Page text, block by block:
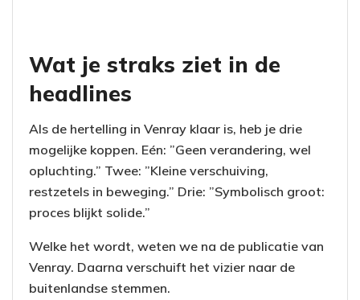
Wat je straks ziet in de
headlines
Als de hertelling in Venray klaar is, heb je drie
mogelijke koppen. Eén: ”Geen verandering, wel
opluchting.” Twee: ”Kleine verschuiving,
restzetels in beweging.” Drie: ”Symbolisch groot:
proces blijkt solide.”
Welke het wordt, weten we na de publicatie van
Venray. Daarna verschuift het vizier naar de
buitenlandse stemmen.